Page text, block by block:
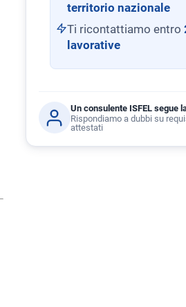
territorio nazionale
Ti ricontattiamo entro
lavorative
Un consulente ISFEL segue
Rispondiamo a dubbi su
attestati